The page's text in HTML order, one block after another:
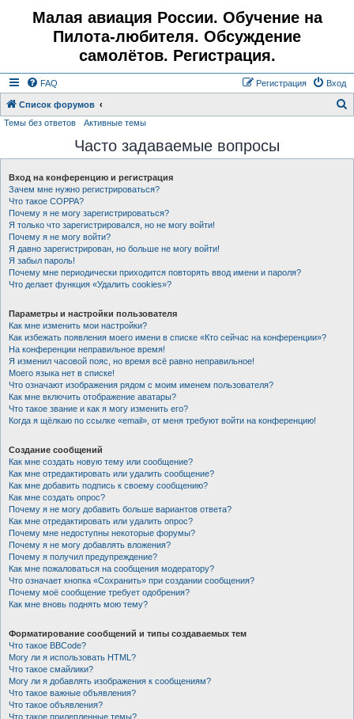
Малая авиация России. Обучение на
Пилота-любителя. Обсуждение
самолётов. Регистрация.
FAQ Вход
Регистрация
Список форумов
с
Темы без ответов Активные темы
Часто задаваемые вопросы
Вход на конференцию и регистрация
Зачем мне нужно регистрироваться?
Что такое COPPA?
Почему я не могу зарегистрироваться?
Я только что зарегистрировался, но не могу войти!
Почему я не могу войти?
Я давно зарегистрирован, но больше не могу войти!
Я забыл пароль!
Почему мне периодически приходится повторять ввод имени и пароля?
Что делает функция «Удалить cookies»?
Параметры и настройки пользователя
Как мне изменить мои настройки?
Как избежать появления моего имени в списке «Кто сейчас на конференции»?
На конференции неправильное время!
Я изменил часовой пояс, но время всё равно неправильное!
Моего языка нет в списке!
Что означают изображения рядом с моим именем пользователя?
Как мне включить отображение аватары?
Что такое звание и как я могу изменить его?
Когда я щёлкаю по ссылке «email», от меня требуют войти на конференцию!
Создание сообщений
Как мне создать новую тему или сообщение?
Как мне отредактировать или удалить сообщение?
Как мне добавить подпись к своему сообщению?
Как мне создать опрос?
Почему я не могу добавить больше вариантов ответа?
Как мне отредактировать или удалить опрос?
Почему мне недоступны некоторые форумы?
Почему я не могу добавлять вложения?
Почему я получил предупреждение?
Как мне пожаловаться на сообщения модератору?
Что означает кнопка «Сохранить» при создании сообщения?
Почему моё сообщение требует одобрения?
Как мне вновь поднять мою тему?
Форматирование сообщений и типы создаваемых тем
Что такое BBCode?
Могу ли я использовать HTML?
Что такое смайлики?
Могу ли я добавлять изображения к сообщениям?
Что такое важные объявления?
Что такое объявления?
Что такое прилепленные темы?